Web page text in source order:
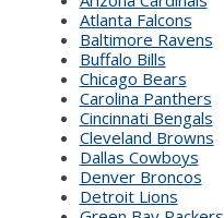
Atlanta Falcons
Baltimore Ravens
Buffalo Bills
Chicago Bears
Carolina Panthers
Cincinnati Bengals
Cleveland Browns
Dallas Cowboys
Denver Broncos
Detroit Lions